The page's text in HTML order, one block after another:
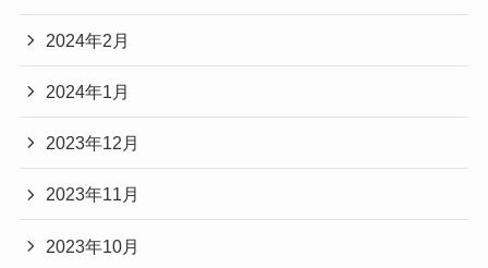
2024年2月
2024年1月
2023年12月
2023年11月
2023年10月